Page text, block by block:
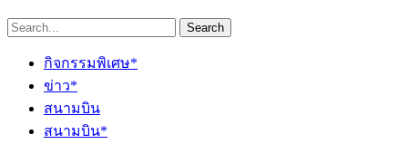
Search
กิจกรรมพิเศษ*
ข่าว*
สนามบิน
สนามบิน*